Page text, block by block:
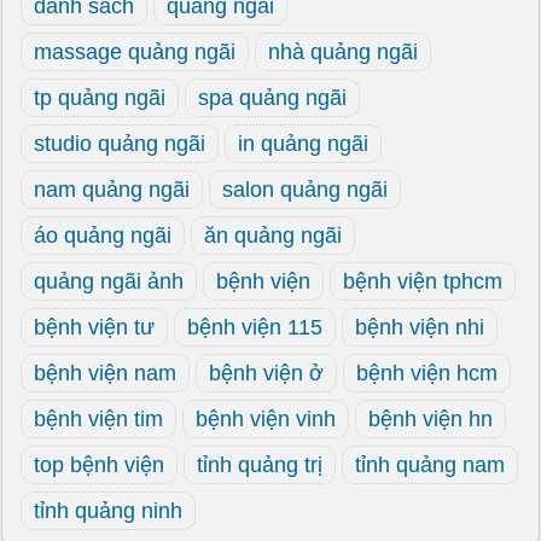
danh sách
quảng ngãi
massage quảng ngãi
nhà quảng ngãi
tp quảng ngãi
spa quảng ngãi
studio quảng ngãi
in quảng ngãi
nam quảng ngãi
salon quảng ngãi
áo quảng ngãi
ăn quảng ngãi
quảng ngãi ảnh
bệnh viện
bệnh viện tphcm
bệnh viện tư
bệnh viện 115
bệnh viện nhi
bệnh viện nam
bệnh viện ở
bệnh viện hcm
bệnh viện tim
bệnh viện vinh
bệnh viện hn
top bệnh viện
tỉnh quảng trị
tỉnh quảng nam
tỉnh quảng ninh